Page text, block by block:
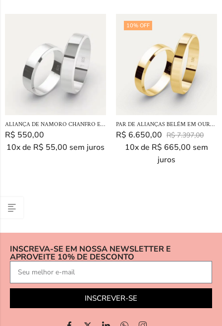
ALIANÇA DE NAMORO CHANFRO EM PRATA 925
R$ 550,00
10x de R$ 55,00 sem juros
10% OFF
PAR DE ALIANÇAS BELÉM EM OURO 18K
R$ 6.650,00 R$7.397,00
10x de R$ 665,00 sem
juros
INSCREVA-SE EM NOSSA NEWSLETTER E
APROVEITE 10% DE DESCONTO
INSCREVER-SE